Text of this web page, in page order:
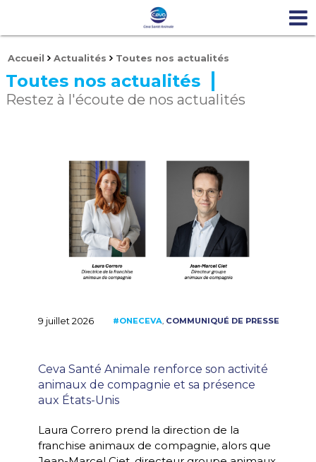
Accueil Actualités Toutes nos actualités
Toutes nos actualités
Restez à l'écoute de nos actualités
9 juillet 2026
#ONECEVA,
Ceva Santé Animale renforce son activité
animaux de compagnie et sa présence
aux États-Unis
Laura Correro prend la direction de la
franchise animaux de compagnie, alors que